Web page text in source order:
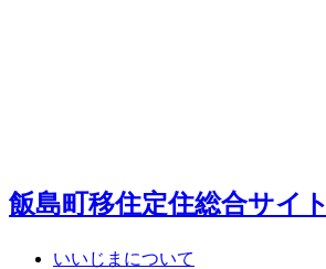
飯島町移住定住総合サイト
いいじまについて